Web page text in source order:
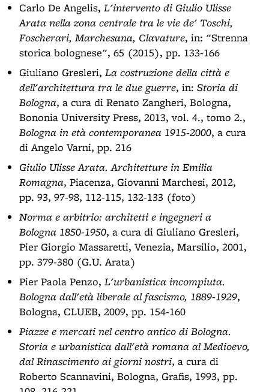
Carlo De Angelis, L'intervento di Giulio Ulisse
Arata nella zona centrale tra le vie de' Toschi,
Foscherari, Marchesana, Clavature, in: "Strenna
storica bolognese", 65 (2015), pp. 133-166
Giuliano Gresleri, La costruzione della città e
dell'architettura tra le due guerre, in: Storia di
Bologna, a cura di Renato Zangheri, Bologna,
Bononia University Press, 2013, vol. 4., tomo 2.,
Bologna in età contemporanea 1915-2000, a cura
di Angelo Varni, pp. 216
Giulio Ulisse Arata. Architetture in Emilia
Romagna, Piacenza, Giovanni Marchesi, 2012,
pp. 93, 97-98, 112-115, 132-133 (foto)
Norma e arbitrio: architetti e ingegneri a
Bologna 1850-1950, a cura di Giuliano Gresleri,
Pier Giorgio Massaretti, Venezia, Marsilio, 2001,
pp. 379-380 (G.U. Arata)
Pier Paola Penzo, L'urbanistica incompiuta.
Bologna dall'età liberale al fascismo, 1889-1929,
Bologna, CLUEB, 2009, pp. 154-160
Piazze e mercati nel centro antico di Bologna.
Storia e urbanistica dall'età romana al Medioevo,
dal Rinascimento ai giorni nostri, a cura di
Roberto Scannavini, Bologna, Grafis, 1993, pp.